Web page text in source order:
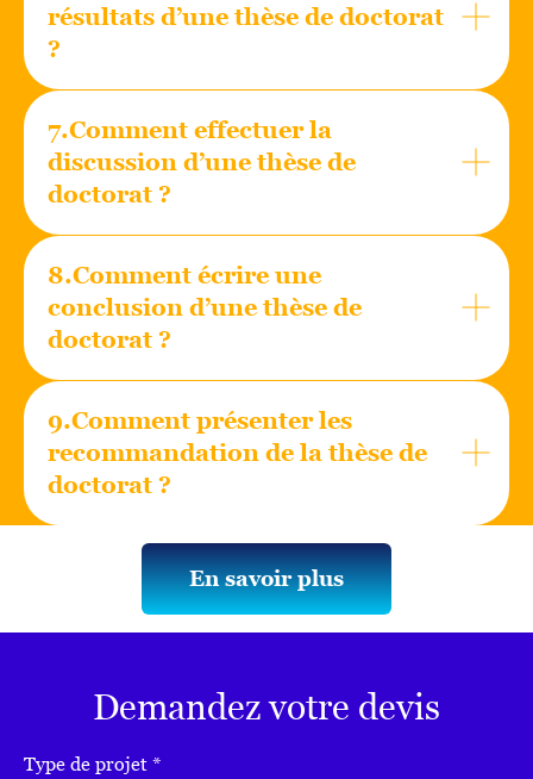
résultats d’une thèse de doctorat
?
7.Comment effectuer la
discussion d’une thèse de
doctorat ?
8.Comment écrire une
conclusion d’une thèse de
doctorat ?
9.Comment présenter les
recommandation de la thèse de
doctorat ?
En savoir plus
Demandez votre devis
Type de projet *